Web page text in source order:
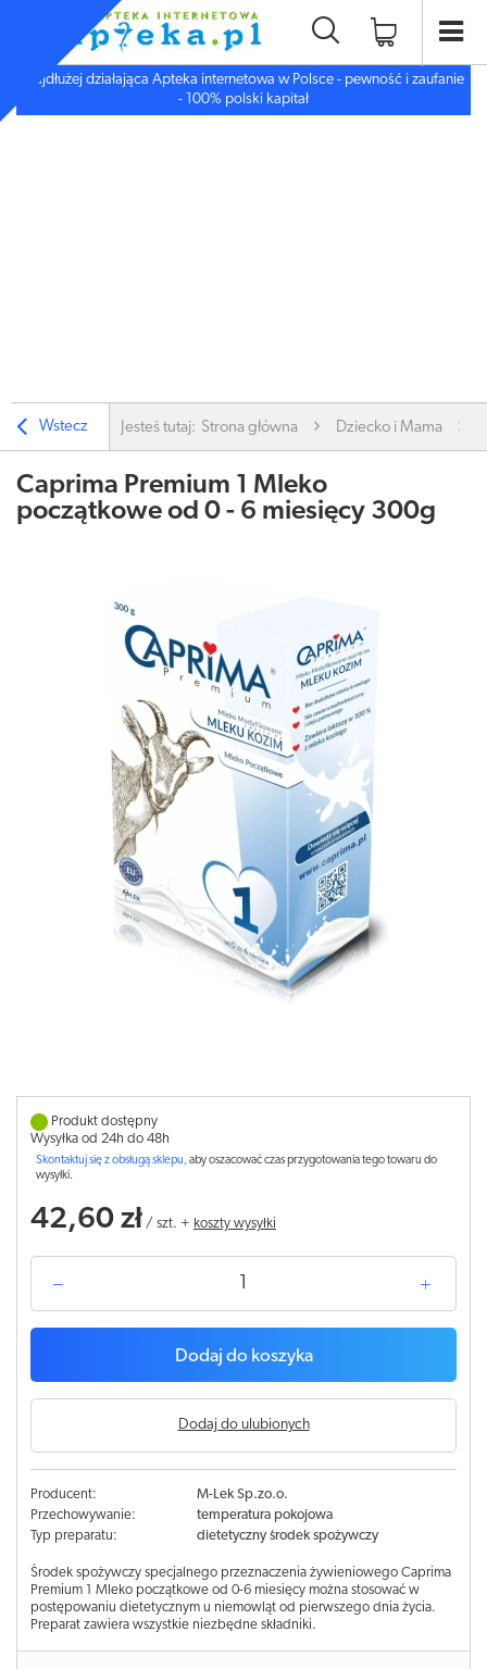
Najdłużej działająca Apteka internetowa w Polsce - pewność i zaufanie
- 100% polski kapitał
Wstecz Jesteś tutaj: Strona główna Dziecko i Mama
Caprima Premium 1 Mleko
początkowe od 0 - 6 miesięcy 300g
Produkt dostępny
Wysyłka od 24h do 48h
Skontaktuj się z obsługą sklepu,aby oszacować czas przygotowania tego towaru do
wysyłki.
42,60 zł / szt. + koszty wysyłki
Dodaj do koszyka
Dodaj do ulubionych
Producent:
M-Lek Sp.zo.o.
Przechowywanie:
temperatura pokojowa
Typ preparatu:
dietetyczny środek spożywczy
Środek spożywczy specjalnego przeznaczenia żywieniowego Caprima
Premium 1 Mleko początkowe od 0-6 miesięcy można stosować w
postępowaniu dietetycznym u niemowląt od pierwszego dnia życia.
Preparat zawiera wszystkie niezbędne składniki.